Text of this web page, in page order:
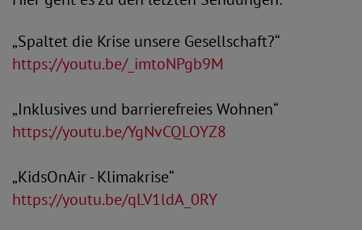
„Spaltet die Krise unsere Gesellschaft?“
https://youtu.be/_imtoNPgb9M
„Inklusives und barrierefreies Wohnen“
https://youtu.be/YgNvCQLOYZ8
„KidsOnAir - Klimakrise“
https://youtu.be/qLV1ldA_0RY